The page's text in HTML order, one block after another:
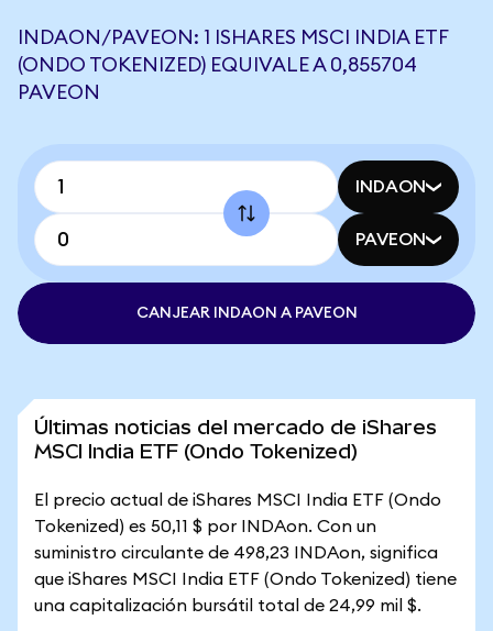
INDAON/PAVEON: 1 ISHARES MSCI INDIA ETF
(ONDO TOKENIZED) EQUIVALE A 0,855704
PAVEON
INDAON
PAVEON
CANJEAR INDAON A PAVEON
Últimas noticias del mercado de iShares
MSCI India ETF (Ondo Tokenized)
El precio actual de iShares MSCI India ETF (Ondo
Tokenized) es 50,11 $ por INDAon. Con un
suministro circulante de 498,23 INDAon, significa
que iShares MSCI India ETF (Ondo Tokenized) tiene
una capitalización bursátil total de 24,99 mil $.